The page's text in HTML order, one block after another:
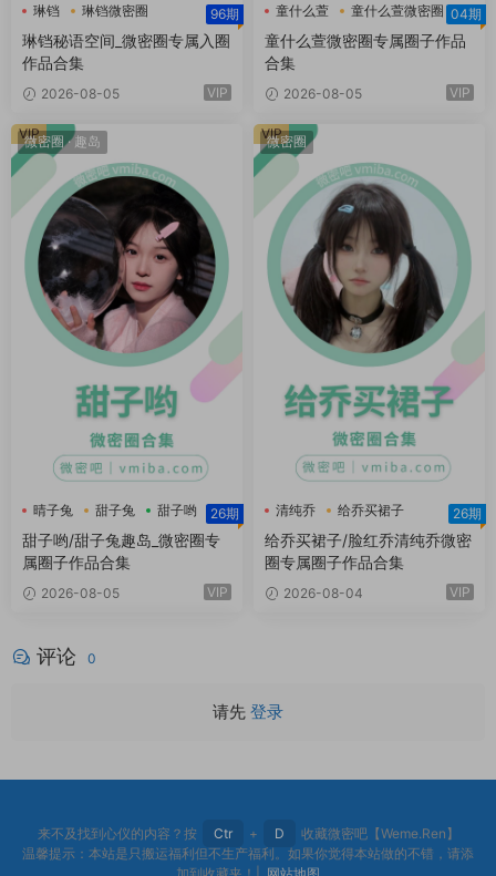
琳铛
琳铛微密圈
琳铛秘语空间
96期
琳铛秘语空间_微密圈专属入圈
作品合集
2026-08-05 VIP
童什么萱 童什么萱微密圈 04期
童什么萱微密圈专属圈子作品
合集
2026-08-05 VIP
微密圈·趣岛
晴子兔 甜子兔 甜子哟 26期
甜子哟/甜子兔趣岛_微密圈专
属圈子作品合集
2026-08-05 VIP
VIP 微密圈
清纯乔
给乔买裙子
给乔买裙子微密圈
26期
给乔买裙子/脸红乔清纯乔微密
圈专属圈子作品合集
2026-08-04 VIP
VIP
评论 0
请先 登录
来不及找到心仪的内容？按 Ctr + D
收藏微密吧【Weme.Ren】
温馨提示：本站是只搬运福利但不生产福利。如果你觉得本站做的不错，请添